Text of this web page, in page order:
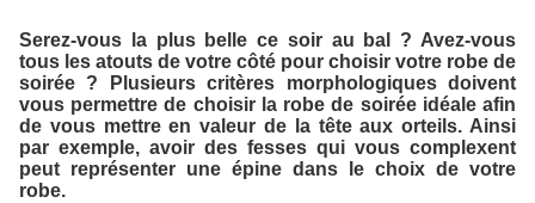
Serez-vous la plus belle ce soir au bal ? Avez-vous
tous les atouts de votre côté pour choisir votre robe de
soirée ? Plusieurs critères morphologiques doivent
vous permettre de choisir la robe de soirée idéale afin
de vous mettre en valeur de la tête aux orteils. Ainsi
par exemple, avoir des fesses qui vous complexent
peut représenter une épine dans le choix de votre
robe.